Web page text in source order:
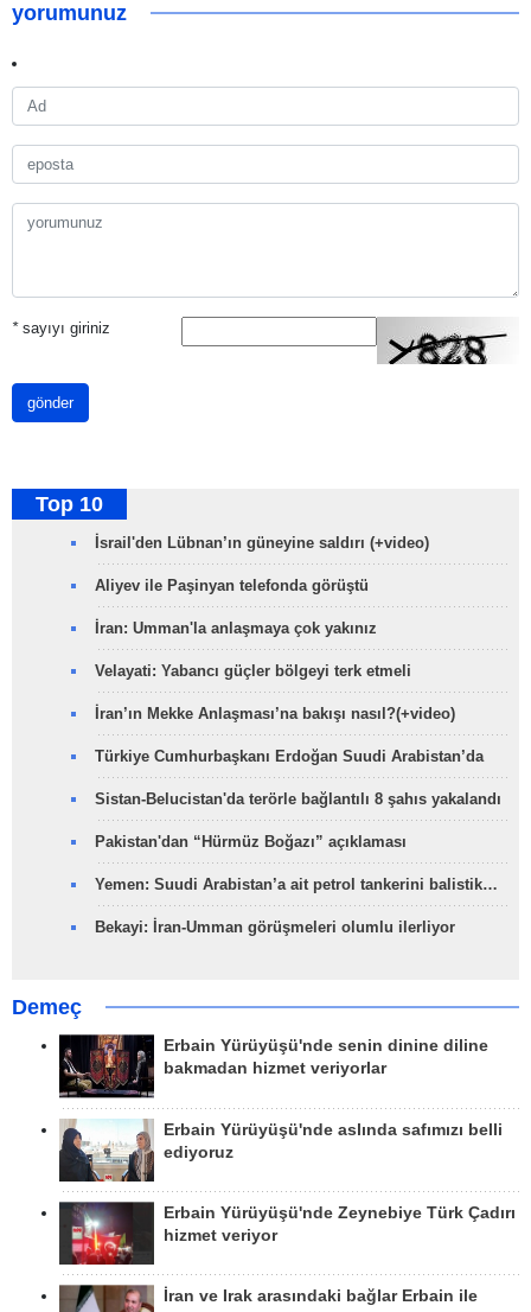
yorumunuz
*sayıyı giriniz
gönder
Top 10
İsrail'den Lübnan’ın güneyine saldırı (+video)
Aliyev ile Paşinyan telefonda görüştü
İran: Umman'la anlaşmaya çok yakınız
Velayati: Yabancı güçler bölgeyi terk etmeli
İran’ın Mekke Anlaşması’na bakışı nasıl?(+video)
Türkiye Cumhurbaşkanı Erdoğan Suudi Arabistan’da
Sistan-Belucistan'da terörle bağlantılı 8 şahıs yakalandı
Pakistan'dan “Hürmüz Boğazı” açıklaması
Yemen: Suudi Arabistan’a ait petrol tankerini balistik…
Bekayi: İran-Umman görüşmeleri olumlu ilerliyor
Demeç
Erbain Yürüyüşü'nde senin dinine diline
bakmadan hizmet veriyorlar
Erbain Yürüyüşü'nde aslında safımızı belli
ediyoruz
Erbain Yürüyüşü'nde Zeynebiye Türk Çadırı
hizmet veriyor
İran ve Irak arasındaki bağlar Erbain ile